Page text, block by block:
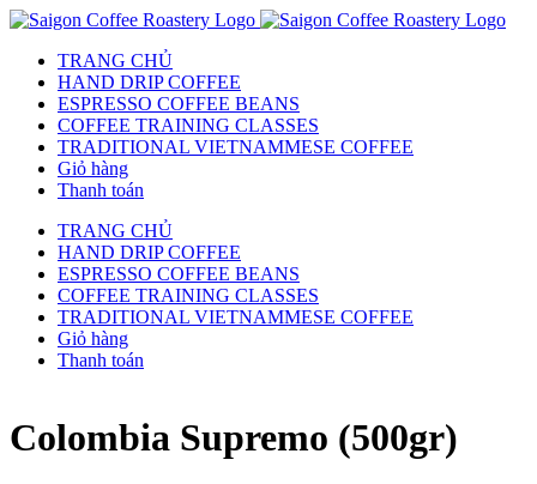
TRANG CHỦ
HAND DRIP COFFEE
ESPRESSO COFFEE BEANS
COFFEE TRAINING CLASSES
TRADITIONAL VIETNAMMESE COFFEE
Giỏ hàng
Thanh toán
TRANG CHỦ
HAND DRIP COFFEE
ESPRESSO COFFEE BEANS
COFFEE TRAINING CLASSES
TRADITIONAL VIETNAMMESE COFFEE
Giỏ hàng
Thanh toán
Colombia Supremo (500gr)